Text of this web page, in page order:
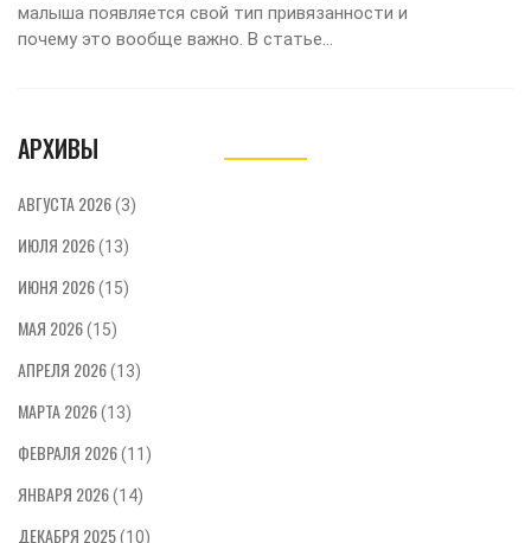
малыша появляется свой тип привязанности и
почему это вообще важно. В статье
здоровых отношений. Узнайте, как можно
доверять миру. Привожу практичные
рекомендации, которые реально работают,
без сложных терминов и теорий.
АРХИВЫ
АВГУСТА 2026(3)
ИЮЛЯ 2026(13)
ИЮНЯ 2026(15)
МАЯ 2026(15)
АПРЕЛЯ 2026(13)
МАРТА 2026(13)
ФЕВРАЛЯ 2026(11)
ЯНВАРЯ 2026(14)
ДЕКАБРЯ 2025(10)